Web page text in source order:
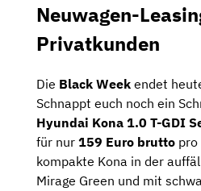
Neuwagen-
Privatkunden
Die Black Week endet
Schnappt euch noch ein
Hyundai Kona 1.0 T-GDI
für nur 159 Euro brutto pro
kompakte Kona in der
Mirage Green und mit